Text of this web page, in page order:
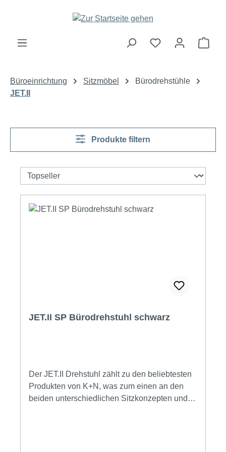
Zum Hauptinhalt springen
Büroeinrichtung Sitzmöbel
Bürodrehstühle
JET.II
Produkte filtern
JET.II SP Bürodrehstuhl schwarz
Der JET.II Drehstuhl zählt zu den beliebtesten
Produkten von K+N, was zum einen an den
beiden unterschiedlichen Sitzkonzepten und